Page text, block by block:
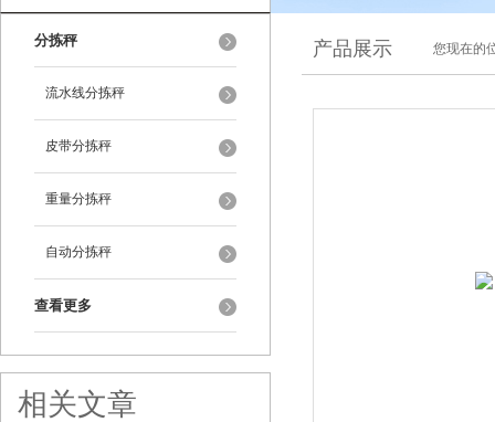
分拣秤
流水线分拣秤
皮带分拣秤
重量分拣秤
自动分拣秤
查看更多
相关文章
产品展示 您现在的